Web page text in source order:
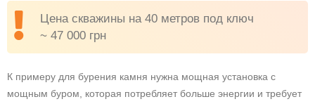
Цена скважины на 40 метров под ключ
~ 47 000 грн
К примеру для бурения камня нужна мощная установка с
мощным буром, которая потребляет больше энергии и требует